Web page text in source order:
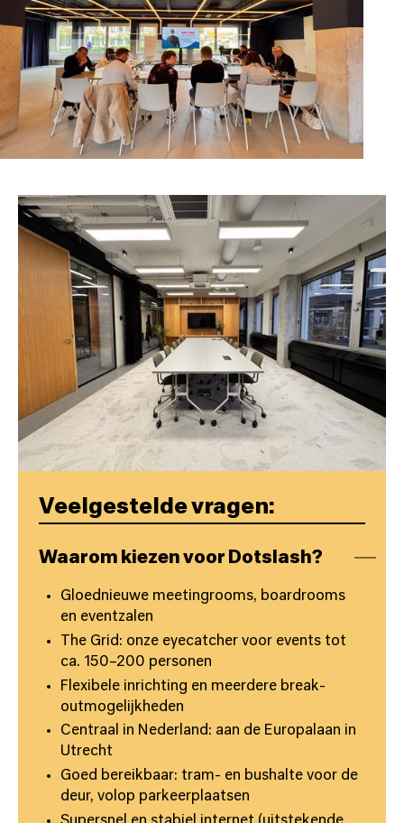
Veelgestelde vragen:
Waarom kiezen voor Dotslash?
Gloednieuwe meetingrooms, boardrooms
en eventzalen
The Grid: onze eyecatcher voor events tot
ca. 150–200 personen
Flexibele inrichting en meerdere break-
outmogelijkheden
Centraal in Nederland: aan de Europalaan in
Utrecht
Goed bereikbaar: tram- en bushalte voor de
deur, volop parkeerplaatsen